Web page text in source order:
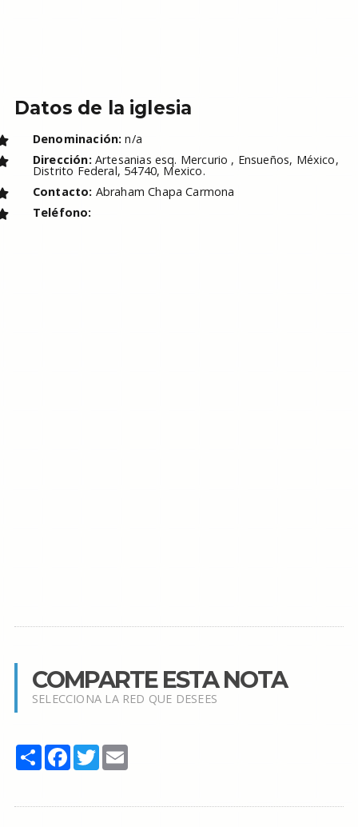
Datos de la iglesia
Denominación: n/a
Dirección: Artesanias esq. Mercurio , Ensueños, México,
Distrito Federal, 54740, Mexico.
Contacto: Abraham Chapa Carmona
Teléfono:
COMPARTE ESTA NOTA
SELECCIONA LA RED QUE DESEES
Share Facebook
TwitterEmail